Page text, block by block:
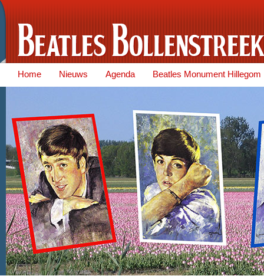
Home Nieuws Agenda Beatles Monument Hillegom